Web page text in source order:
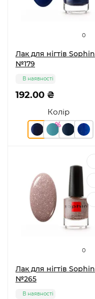
0
Лак для нігтів Sophin
№179
Колір
192.00 ₴
В наявності
0
Лак для нігтів Sophin
№265
В наявності